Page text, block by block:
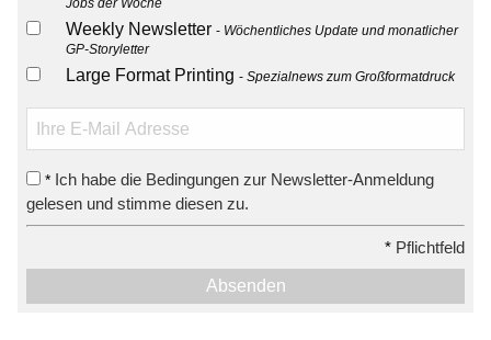
Jobs der Woche
Weekly Newsletter
Wöchentliches Update und monatlicher
GP-Storyletter
Large Format Printing Spezialnews zum Großformatdruck
* Ich habe die Bedingungen zur Newsletter-Anmeldung
gelesen und stimme diesen zu.
* Pflichtfeld
Absenden